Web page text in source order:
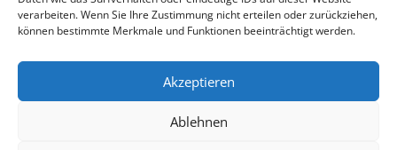
verarbeiten. Wenn Sie Ihre Zustimmung nicht erteilen oder zurückziehen,
können bestimmte Merkmale und Funktionen beeinträchtigt werden.
Akzeptieren
Ablehnen